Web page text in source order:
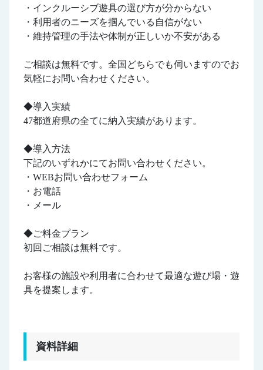
・インクルーシブ遊具の選び方が分からない
・利用者のニーズを掴んでいる自信がない
・維持管理の手法や体制が正しいか不安がある
ご相談は無料です。全国どちらでも伺いますのでお
気軽にお問い合わせください。
◆導入実績
47都道府県の全てに納入実績があります。
◆導入方法
下記のいずれかにてお問い合わせください。
・WEBお問い合わせフォーム
・お電話
・メール
◆ご料金プラン
初回ご相談は無料です。
お客様の施設や利用者に合わせて最適な遊び場・遊
具を提案します。
資料詳細